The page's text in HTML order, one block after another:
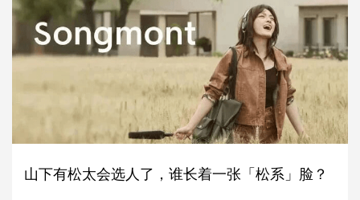
山下有松太会选人了，谁长着一张「松系」脸？